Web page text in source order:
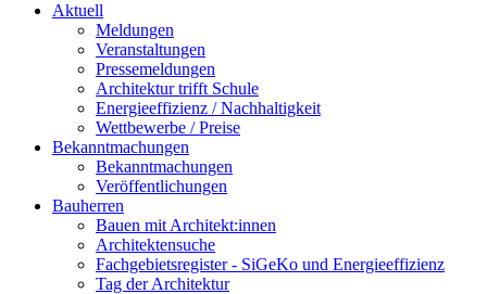
Aktuell
Meldungen
Veranstaltungen
Pressemeldungen
Architektur trifft Schule
Energieeffizienz / Nachhaltigkeit
Wettbewerbe / Preise
Bekanntmachungen
Bekanntmachungen
Veröffentlichungen
Bauherren
Bauen mit Architekt:innen
Architektensuche
Fachgebietsregister - SiGeKo und Energieeffizienz
Tag der Architektur